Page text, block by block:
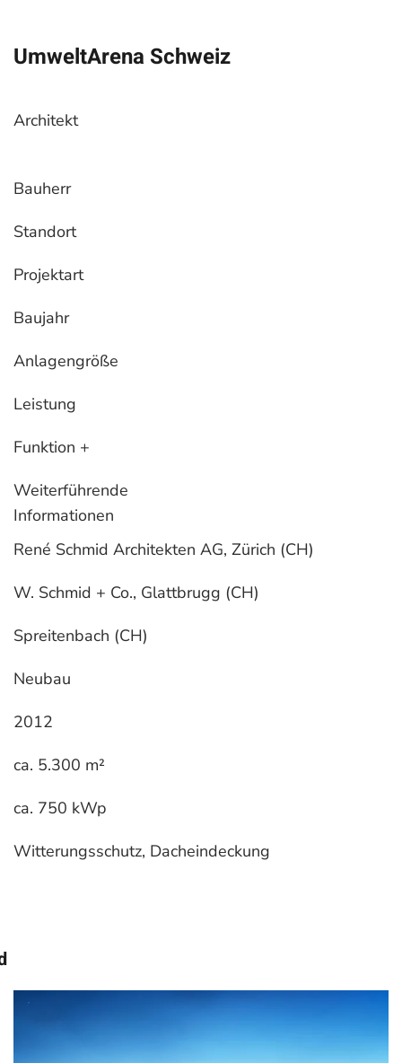
UmweltArena Schweiz
Architekt
Bauherr
Standort
Projektart
Baujahr
Anlagengröße
Leistung
Funktion +
Weiterführende
Informationen
René Schmid Architekten AG, Zürich (CH)
W. Schmid + Co., Glattbrugg (CH)
Spreitenbach (CH)
Neubau
2012
ca. 5.300 m²
ca. 750 kWp
Witterungsschutz, Dacheindeckung